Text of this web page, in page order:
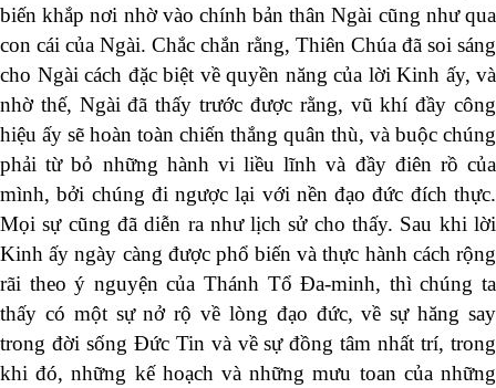
biến khắp nơi nhờ vào chính bản thân Ngài cũng như qua
con cái của Ngài. Chắc chắn rằng, Thiên Chúa đã soi sáng
cho Ngài cách đặc biệt về quyền năng của lời Kinh ấy, và
nhờ thế, Ngài đã thấy trước được rằng, vũ khí đầy công
hiệu ấy sẽ hoàn toàn chiến thắng quân thù, và buộc chúng
phải từ bỏ những hành vi liều lĩnh và đầy điên rồ của
mình, bởi chúng đi ngược lại với nền đạo đức đích thực.
Mọi sự cũng đã diễn ra như lịch sử cho thấy. Sau khi lời
Kinh ấy ngày càng được phổ biến và thực hành cách rộng
rãi theo ý nguyện của Thánh Tổ Đa-minh, thì chúng ta
thấy có một sự nở rộ về lòng đạo đức, về sự hăng say
trong đời sống Đức Tin và về sự đồng tâm nhất trí, trong
khi đó, những kế hoạch và những mưu toan của những